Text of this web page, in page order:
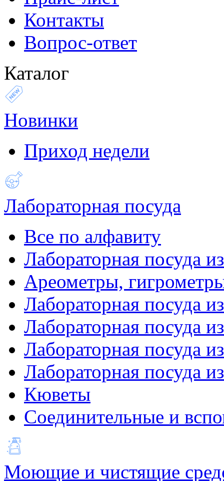
Контакты
Вопрос-ответ
Каталог
Новинки
Приход недели
Лабораторная посуда
Все по алфавиту
Лабораторная посуда
Ареометры,
Лабораторная посуда
Лабораторная посуда
Лабораторная посуда
Лабораторная посуда
Кюветы
Соединительные и
Моющие и чистящие